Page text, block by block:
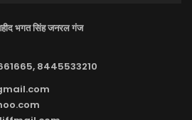
भगत सिंह जनरल गंज
8445533210